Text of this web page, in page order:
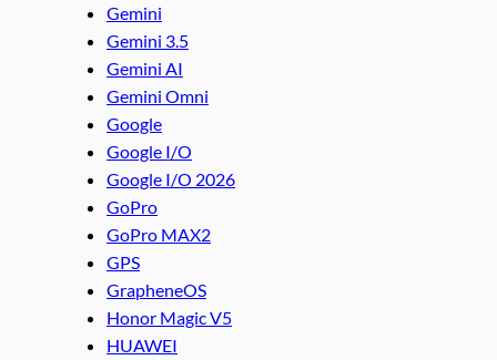
Gemini
Gemini 3.5
Gemini AI
Gemini Omni
Google
Google I/O
Google I/O 2026
GoPro
GoPro MAX2
GPS
GrapheneOS
Honor Magic V5
HUAWEI